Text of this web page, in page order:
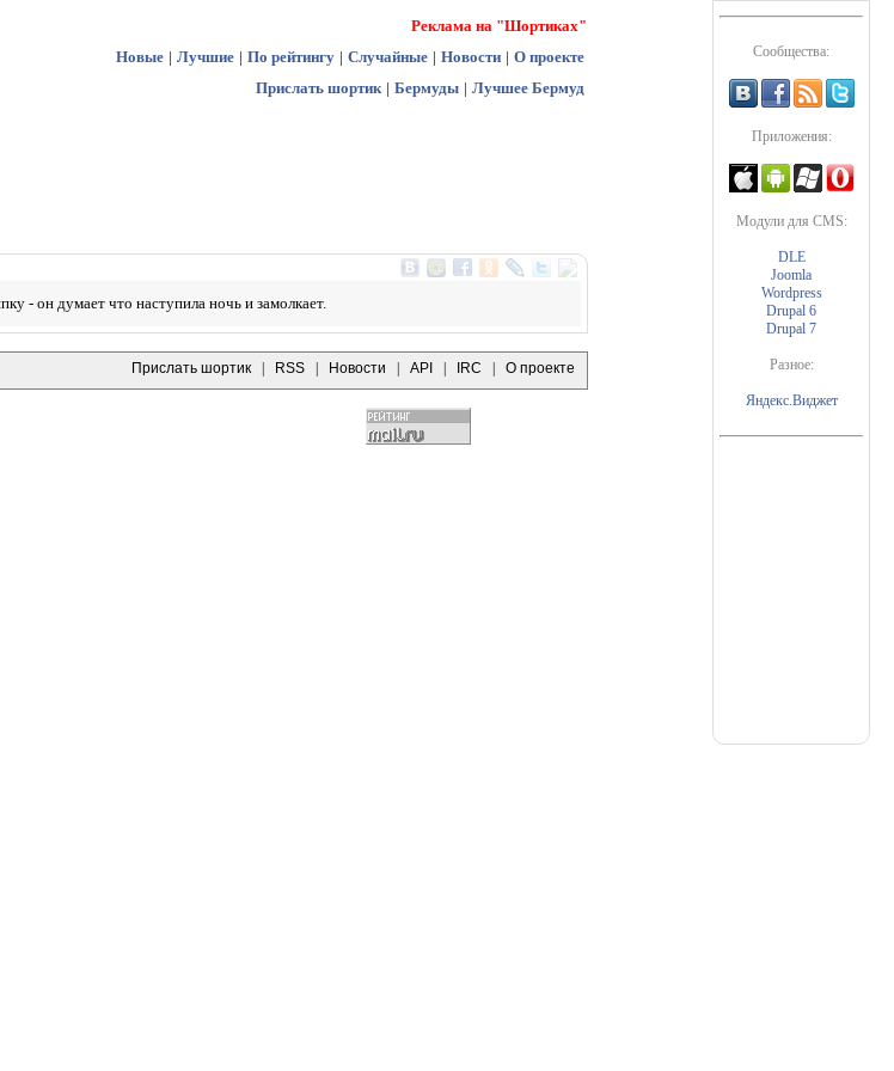
Сообщества:
Приложения:
Модули для CMS:
DLE
Joomla
Wordpress
Drupal 6
Drupal 7
Разное:
Яндекс.Виджет
Реклама на "Шортиках"
Новые | Лучшие | По рейтингу | Случайные | Новости | О проекте
Прислать шортик | Бермуды | Лучшее Бермуд
- он думает что наступила ночь и замолкает.
Прислать шортик RSS Новости API IRC О проекте